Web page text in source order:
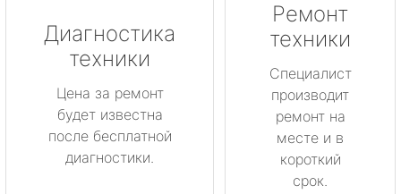
Диагностика
техники
Цена за ремонт
будет известна
после бесплатной
диагностики.
Ремонт
техники
Специалист
производит
ремонт на
месте и в
короткий
срок.